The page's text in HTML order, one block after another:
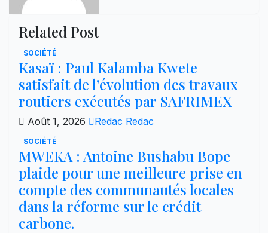
Related Post
SOCIÉTÉ
Kasaï : Paul Kalamba Kwete
satisfait de l’évolution des travaux
routiers exécutés par SAFRIMEX
Août 1, 2026 Redac Redac
SOCIÉTÉ
MWEKA : Antoine Bushabu Bope
plaide pour une meilleure prise en
compte des communautés locales
dans la réforme sur le crédit
carbone.